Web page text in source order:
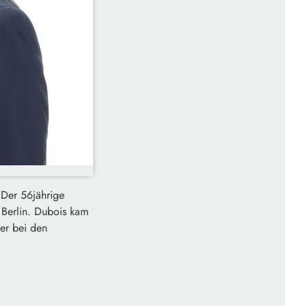
56jährige
Dubois kam
bei den